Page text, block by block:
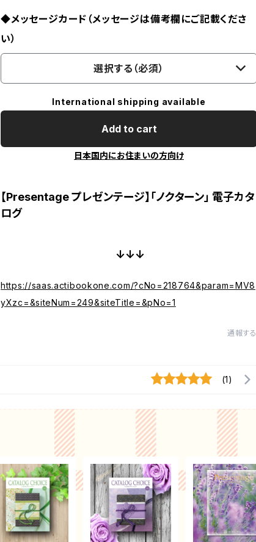
◆メッセージカード（メッセージは備考欄にご記載くださ
い）
選択する（必須）
International shipping available
Add to cart
日本国内にお住まいの方向け
【Presentage プレゼンテージ】「ノクターン」 電子カタ
ログ
↓↓↓
https://saas.actibookone.com/?cNo=218764&param=MV8
yXzc=&siteNum=249&siteTitle=&pNo=1
通報する
(1)